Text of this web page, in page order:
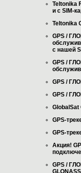
Teltonika
и с SIM-
Teltonika
GPS /
с нашей
GPS /
GPS /
GPS /
GPS-
GPS-
Акция!
GPS /